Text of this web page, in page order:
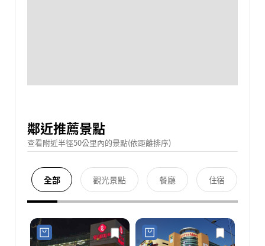
鄰近推薦景點
查看附近半徑50公里內的景點(依距離排序)
全部 觀光景點 餐廳 住宿